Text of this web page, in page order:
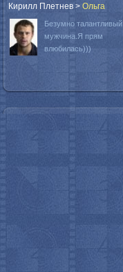
Кирилл Плетнев > Oльга
Безумно талантливый
мужчина.Я прям
влюбилась)))